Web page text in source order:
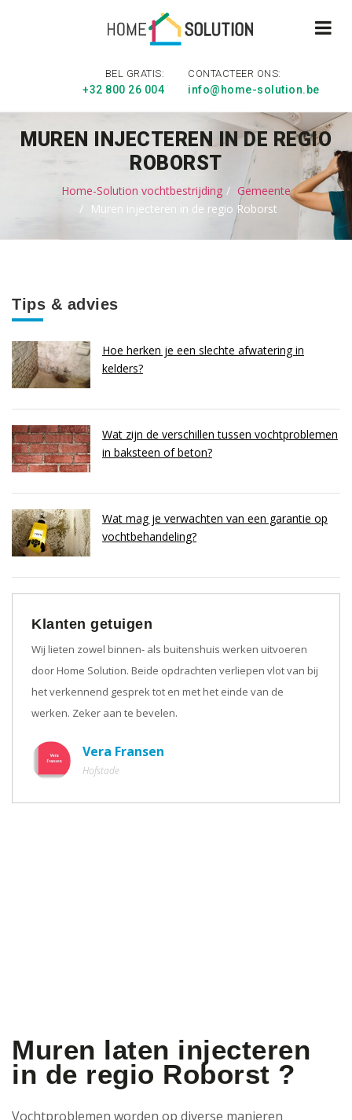
BEL GRATIS:
+32 800 26 004
CONTACTEER ONS:
info@home-solution.be
MUREN INJECTEREN IN DE REGIO
ROBORST
Home-Solution vochtbestrijding
Gemeente
Muren injecteren in de regio Roborst
Tips & advies
Hoe herken je een slechte afwatering in
kelders?
Wat zijn de verschillen tussen vochtproblemen
in baksteen of beton?
Wat mag je verwachten van een garantie op
vochtbehandeling?
Klanten getuigen
Wij lieten zowel binnen- als buitenshuis werken uitvoeren
door Home Solution. Beide opdrachten verliepen vlot van bij
het verkennend gesprek tot en met het einde van de
werken. Zeker aan te bevelen.
Vera Fransen
Hofstade
Muren laten injecteren
in de regio Roborst ?
Vochtproblemen worden op diverse manieren